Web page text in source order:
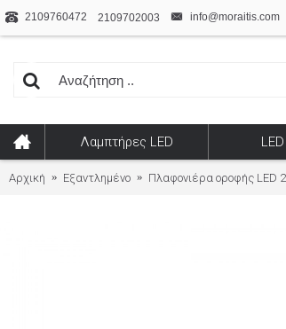
2109760472 2109702003 info@moraitis.com
Λαμπτήρες LED
Αρχική Εξαντλημένο Πλαφονιέρα οροφής LED